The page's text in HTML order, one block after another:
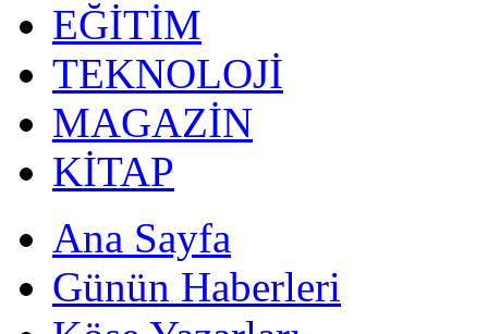
EĞİTİM
TEKNOLOJİ
MAGAZİN
KİTAP
Ana Sayfa
Günün Haberleri